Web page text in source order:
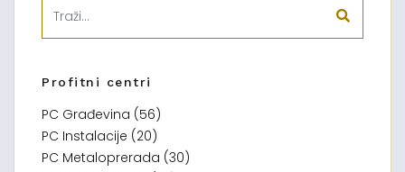
Profitni centri
PC Građevina (56)
PC Instalacije (20)
PC Metaloprerada (30)